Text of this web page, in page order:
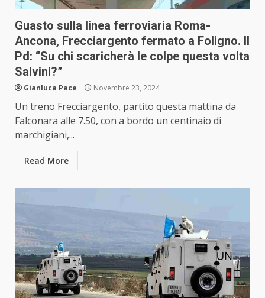
Guasto sulla linea ferroviaria Roma-
Ancona, Frecciargento fermato a Foligno. Il
Pd: “Su chi scaricherà le colpe questa volta
Salvini?”
Gianluca Pace Novembre 23, 2024
Un treno Frecciargento, partito questa mattina da
Falconara alle 7.50, con a bordo un centinaio di
marchigiani,...
Read More